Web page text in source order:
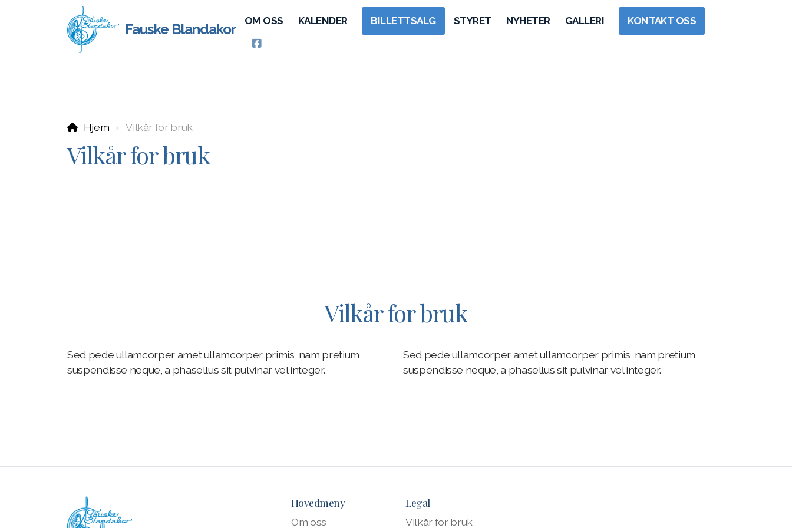
Fauske Blandakor
OM OSS KALENDER BILLETTSALG STYRET NYHETER GALLERI KONTAKT OSS
Hjem Vilkår for bruk
Vilkår for bruk
Vilkår for bruk
Sed pede ullamcorper amet ullamcorper primis, nam pretium
suspendisse neque, a phasellus sit pulvinar vel integer.
Sed pede ullamcorper amet ullamcorper primis, nam pretium
suspendisse neque, a phasellus sit pulvinar vel integer.
Hovedmeny
Om oss
Legal
Vilkår for bruk